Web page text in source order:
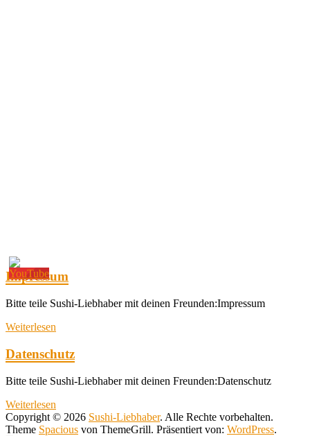
Impressum
Bitte teile Sushi-Liebhaber mit deinen Freunden:Impressum
Weiterlesen
Datenschutz
Bitte teile Sushi-Liebhaber mit deinen Freunden:Datenschutz
Weiterlesen
Copyright © 2026 Sushi-Liebhaber. Alle Rechte vorbehalten.
Theme Spacious von ThemeGrill. Präsentiert von: WordPress.